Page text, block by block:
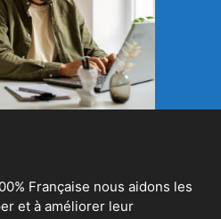
Française nous aidons les
et à améliorer leur